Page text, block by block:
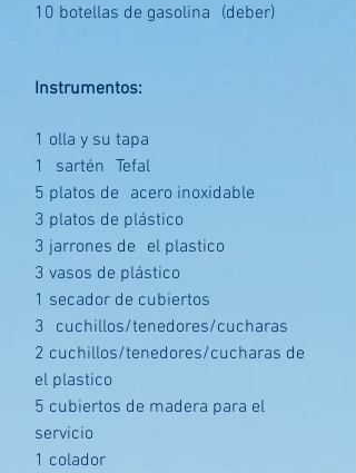
10 botellas de gasolina (deber)
Instrumentos:
1 olla y su tapa
1
sartén Tefal
5 platos de acero inoxidable
3 platos de plástico
3 jarrones de el plastico
3 vasos de plástico
1 secador de cubiertos
3 cuchillos/tenedores/cucharas
2 cuchillos/tenedores/cucharas de
el plastico
5 cubiertos de madera para el
servicio
1 colador